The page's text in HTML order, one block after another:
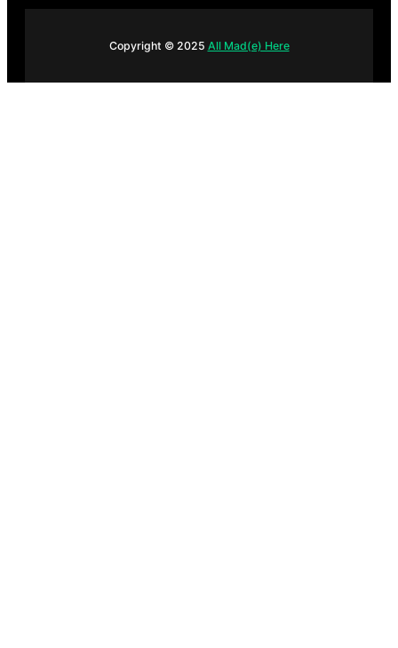
Copyright © 2025 All Mad(e) Here